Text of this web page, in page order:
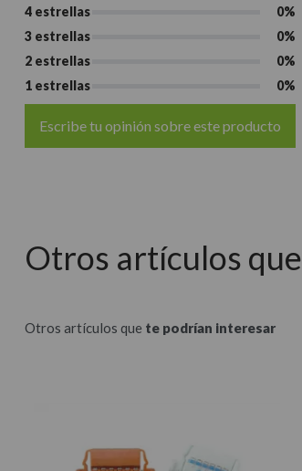
4 estrellas
0%
3 estrellas
0%
2 estrellas
0%
1 estrellas
0%
Escribe tu opinión sobre este producto
Otros artículos que
Otros artículos que te podrían interesar